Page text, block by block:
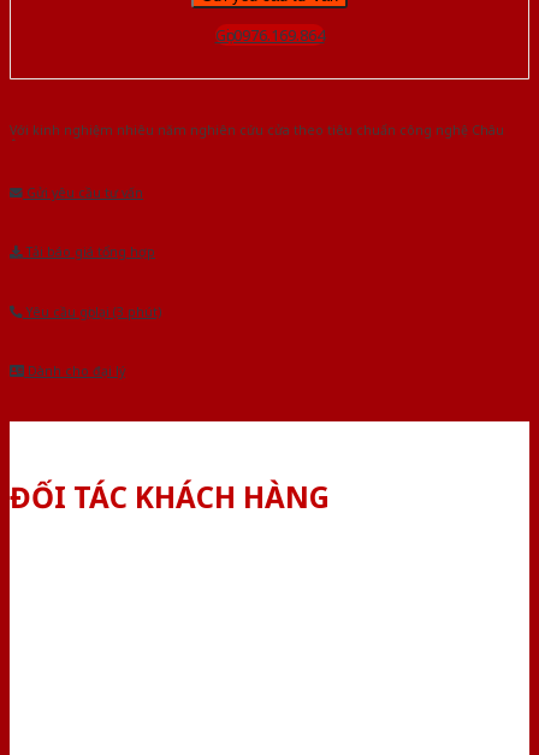
Gọi 0976.169.864
Với kinh nghiệm nhiêu năm nghiên cứu cửa theo tiêu chuẩn công nghệ Châu
Gửi yêu cầu tư vấn
Tải báo giá tổng hợp
Yêu cầu gọi lại (3 phút)
Dành cho đại lý
ĐỐI TÁC KHÁCH HÀNG